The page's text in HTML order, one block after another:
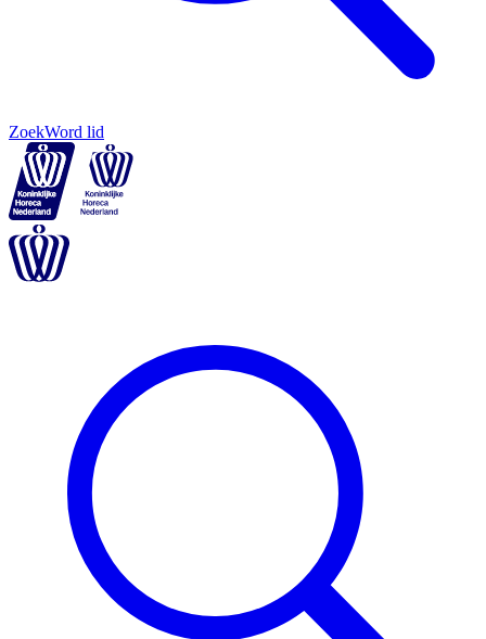
ZoekWord lid